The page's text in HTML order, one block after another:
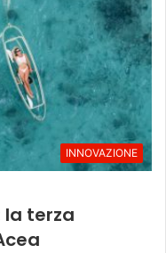
INNOVAZIONE
la terza